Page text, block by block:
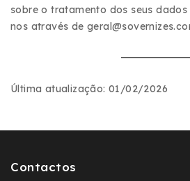
sobre o tratamento dos seus
nos através de
Última atualização: 01/02/2026
Contactos